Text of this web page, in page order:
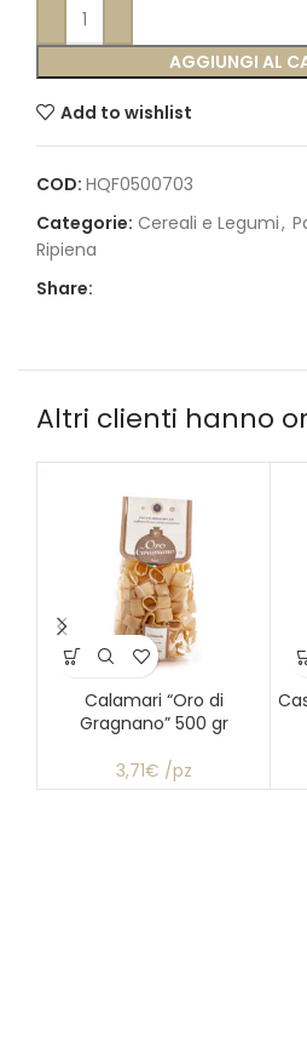
AGGIUNGI AL
Add to wishlist
COD: HQF0500703
Categorie: Cereali e Legumi,
Ripiena
Share:
Altri clienti hanno
Calamari “Oro di
Gragnano” 500 gr
3,71€ /pz